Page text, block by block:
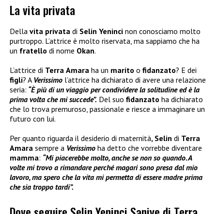
La vita privata
Della vita privata di Selin Yeninci non conosciamo molto
purtroppo. L’attrice è molto riservata, ma sappiamo che ha
un fratello di nome Okan.
L’attrice di Terra Amara ha un marito o fidanzato? E dei
figli? A Verissimo l’attrice ha dichiarato di avere una relazione
seria: “È più di un viaggio per condividere la solitudine ed è la
prima volta che mi succede”. Del suo fidanzato ha dichiarato
che lo trova premuroso, passionale e riesce a immaginare un
futuro con lui.
Per quanto riguarda il desiderio di maternità, Selin di Terra
Amara sempre a Verissimo ha detto che vorrebbe diventare
mamma: “Mi piacerebbe molto, anche se non so quando. A
volte mi trovo a rimandare perché magari sono presa dal mio
lavoro, ma spero che la vita mi permetta di essere madre prima
che sia troppo tardi”.